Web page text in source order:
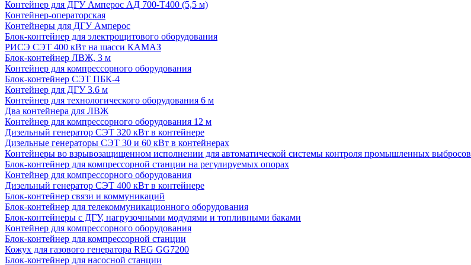
Контейнер для ДГУ Амперос АД 700-Т400 (5,5 м)
Контейнер-операторская
Контейнеры для ДГУ Амперос
Блок-контейнер для электрощитового оборудования
РИСЭ СЭТ 400 кВт на шасси КАМАЗ
Блок-контейнер ЛВЖ, 3 м
Контейнер для компрессорного оборудования
Блок-контейнер СЭТ ПБК-4
Контейнер для ДГУ 3.6 м
Контейнер для технологического оборудования 6 м
Два контейнера для ЛВЖ
Контейнер для компрессорного оборудования 12 м
Дизельный генератор СЭТ 320 кВт в контейнере
Дизельные генераторы СЭТ 30 и 60 кВт в контейнерах
Контейнеры во взрывозащищенном исполнении для автоматической системы контроля промышленных выбросов
Блок-контейнер для компрессорной станции на регулируемых опорах
Контейнер для компрессорного оборудования
Дизельный генератор СЭТ 400 кВт в контейнере
Блок-контейнер связи и коммуникаций
Блок-контейнер для телекоммуникационного оборудования
Блок-контейнеры с ДГУ, нагрузочными модулями и топливными баками
Контейнер для компрессорного оборудования
Блок-контейнер для компрессорной станции
Кожух для газового генератора REG GG7200
Блок-контейнер для насосной станции